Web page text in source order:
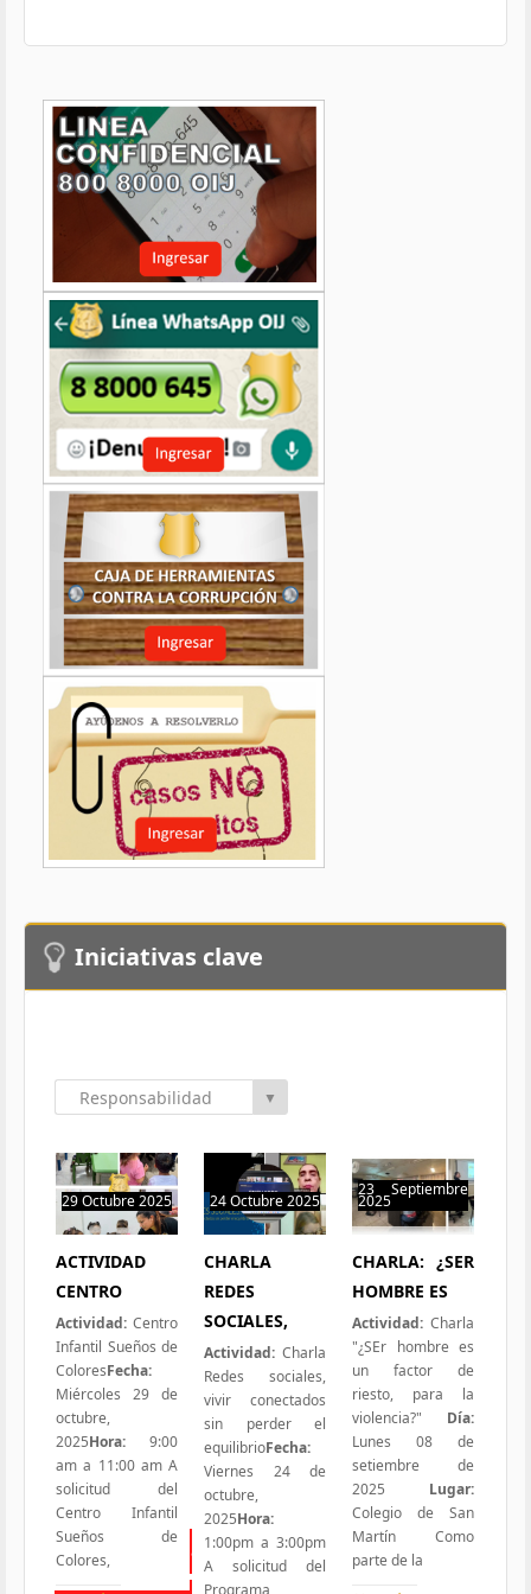
Iniciativas clave
Todas las Iniciativas
Responsabilidad
▼
29 Octubre 2025
6 hits
ACTIVIDAD
CENTRO
Actividad: Centro
Infantil Sueños de
ColoresFecha:
Miércoles 29 de
octubre,
2025Hora: 9:00
am a 11:00 am A
solicitud del
Centro Infantil
Sueños de
Colores,
24 Octubre 2025
0 hit
CHARLA
REDES
SOCIALES,
Actividad: Charla
Redes sociales,
vivir conectados
sin perder el
equilibrioFecha:
Viernes 24 de
octubre,
2025Hora:
1:00pm a 3:00pm
A solicitud del
Programa
23 Septiembre
2025
2 hits
CHARLA: ¿SER
HOMBRE ES
Actividad: Charla
"¿SEr hombre es
un factor de
riesto, para la
violencia?" Día:
Lunes 08 de
setiembre de
2025 Lugar:
Colegio de San
Martín Como
parte de la